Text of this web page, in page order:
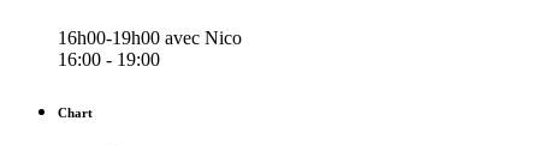
16h00-19h00 avec Nico
16:00 - 19:00
Chart